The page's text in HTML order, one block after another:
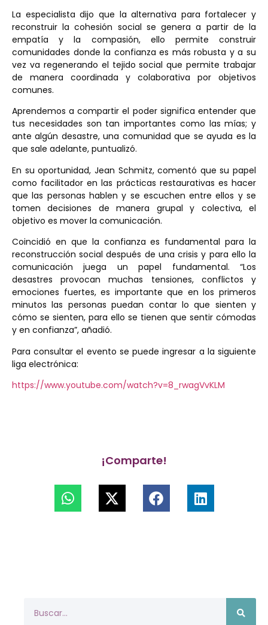
La especialista dijo que la alternativa para fortalecer y
reconstruir la cohesión social se genera a partir de la
empatía y la compasión, ello permite construir
comunidades donde la confianza es más robusta y a su
vez va regenerando el tejido social que permite trabajar
de manera coordinada y colaborativa por objetivos
comunes.
Aprendemos a compartir el poder significa entender que
tus necesidades son tan importantes como las mías; y
ante algún desastre, una comunidad que se ayuda es la
que sale adelante, puntualizó.
En su oportunidad, Jean Schmitz, comentó que su papel
como facilitador en las prácticas restaurativas es hacer
que las personas hablen y se escuchen entre ellos y se
tomen decisiones de manera grupal y colectiva, el
objetivo es mover la comunicación.
Coincidió en que la confianza es fundamental para la
reconstrucción social después de una crisis y para ello la
comunicación juega un papel fundamental. “Los
desastres provocan muchas tensiones, conflictos y
emociones fuertes, es importante que en los primeros
minutos las personas puedan contar lo que sienten y
cómo se sienten, para ello se tienen que sentir cómodas
y en confianza”, añadió.
Para consultar el evento se puede ingresar a la siguiente
liga electrónica:
https://www.youtube.com/watch?v=8_rwagVvKLM
¡Comparte!